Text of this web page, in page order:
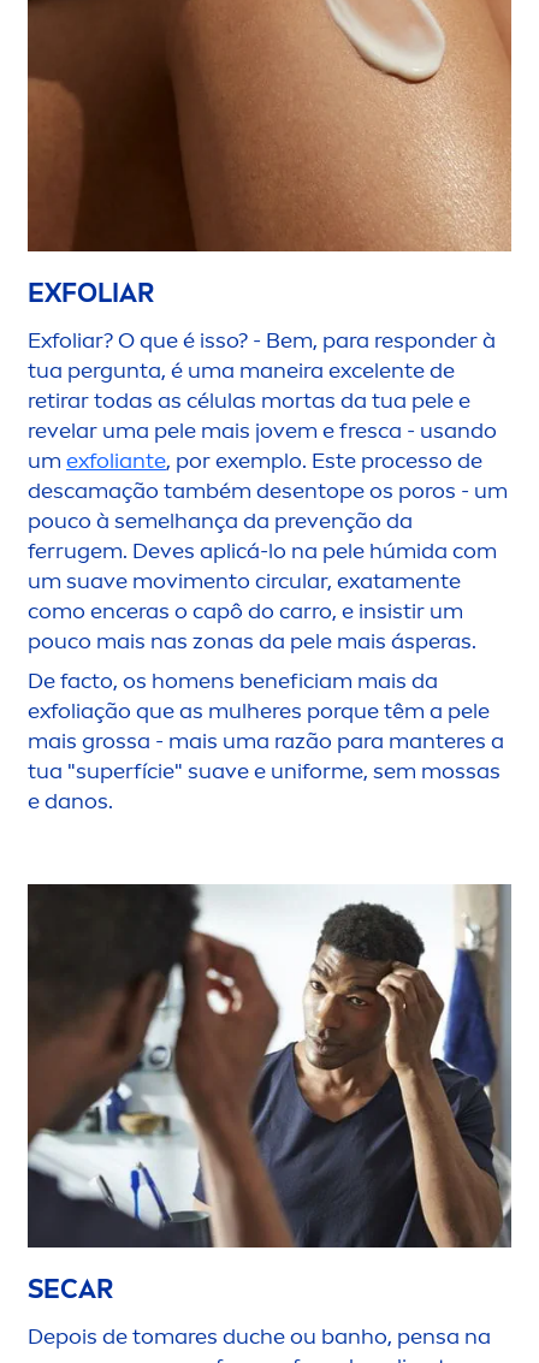
EXFOLIAR
Exfoliar? O que é isso? - Bem, para responder à
tua pergunta, é uma maneira excelente de
retirar todas as células mortas da tua pele e
revelar uma pele mais jovem e fresca - usando
um exfoliante, por exemplo. Este processo de
descamação também desentope os poros - um
pouco à semelhança da prevenção da
ferrugem. Deves aplicá-lo na pele húmida com
um suave movimento circular, exatamente
como enceras o capô do carro, e insistir um
pouco mais nas zonas da pele mais ásperas.
De facto, os homens beneficiam mais da
exfoliação que as mulheres porque têm a pele
mais grossa - mais uma razão para manteres a
tua "superfície" suave e uniforme, sem mossas
e danos.
SECAR
Depois de tomares duche ou banho, pensa na